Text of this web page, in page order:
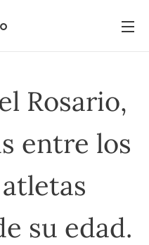
Rosario,
entre los
su edad.